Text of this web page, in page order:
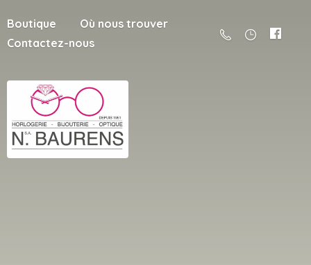
Boutique
Où nous trouver
Contactez-nous